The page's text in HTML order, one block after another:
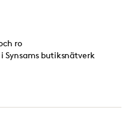
ro
Synsams butiksnätverk